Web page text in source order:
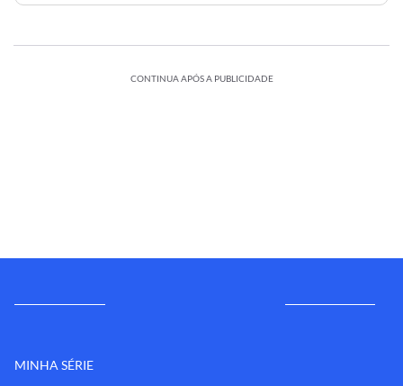
CONTINUA APÓS A PUBLICIDADE
MINHA SÉRIE